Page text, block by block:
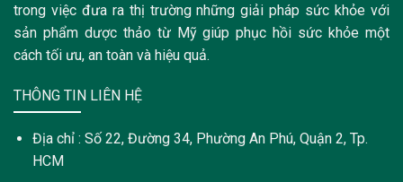
trong việc đưa ra thị trường những giải pháp sức khỏe với
sản phẩm dược thảo từ Mỹ giúp phục hồi sức khỏe một
cách tối ưu, an toàn và hiệu quả.
THÔNG TIN LIÊN HỆ
Địa chỉ : Số 22, Đường 34, Phường An Phú, Quận 2, Tp.
HCM